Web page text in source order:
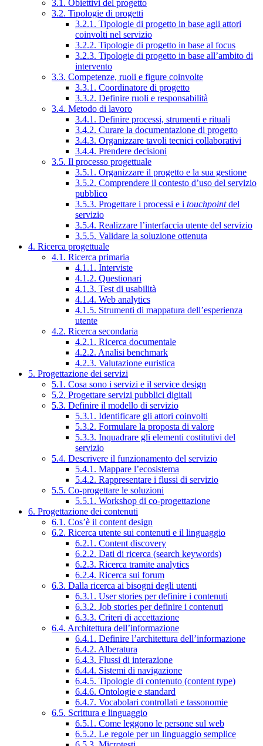
3.1. Obiettivi del progetto
3.2. Tipologie di progetti
3.2.1. Tipologie di progetto in base agli attori
coinvolti nel servizio
3.2.2. Tipologie di progetto in base al focus
3.2.3. Tipologie di progetto in base all’ambito di
intervento
3.3. Competenze, ruoli e figure coinvolte
3.3.1. Coordinatore di progetto
3.3.2. Definire ruoli e responsabilità
3.4. Metodo di lavoro
3.4.1. Definire processi, strumenti e rituali
3.4.2. Curare la documentazione di progetto
3.4.3. Organizzare tavoli tecnici collaborativi
3.4.4. Prendere decisioni
3.5. Il processo progettuale
3.5.1. Organizzare il progetto e la sua gestione
3.5.2. Comprendere il contesto d’uso del servizio
pubblico
3.5.3. Progettare i processi e i touchpointdel
servizio
3.5.4. Realizzare l’interfaccia utente del servizio
3.5.5. Validare la soluzione ottenuta
4. Ricerca progettuale
4.1. Ricerca primaria
4.1.1. Interviste
4.1.2. Questionari
4.1.3. Test di usabilità
4.1.4. Web analytics
4.1.5. Strumenti di mappatura dell’esperienza
utente
4.2. Ricerca secondaria
4.2.1. Ricerca documentale
4.2.2. Analisi benchmark
4.2.3. Valutazione euristica
5. Progettazione dei servizi
5.1. Cosa sono i servizi e il service design
5.2. Progettare servizi pubblici digitali
5.3. Definire il modello di servizio
5.3.1. Identificare gli attori coinvolti
5.3.2. Formulare la proposta di valore
5.3.3. Inquadrare gli elementi costitutivi del
servizio
5.4. Descrivere il funzionamento del servizio
5.4.1. Mappare l’ecosistema
5.4.2. Rappresentare i flussi di servizio
5.5. Co-progettare le soluzioni
5.5.1. Workshop di co-progettazione
6. Progettazione dei contenuti
6.1. Cos’è il content design
6.2. Ricerca utente sui contenuti e il linguaggio
6.2.1. Content discovery
6.2.2. Dati di ricerca (search keywords)
6.2.3. Ricerca tramite analytics
6.2.4. Ricerca sui forum
6.3. Dalla ricerca ai bisogni degli utenti
6.3.1. User stories per definire i contenuti
6.3.2. Job stories per definire i contenuti
6.3.3. Criteri di accettazione
6.4. Architettura dell’informazione
6.4.1. Definire l’architettura dell’informazione
6.4.2. Alberatura
6.4.3. Flussi di interazione
6.4.4. Sistemi di navigazione
6.4.5. Tipologie di contenuto (content type)
6.4.6. Ontologie e standard
6.4.7. Vocabolari controllati e tassonomie
6.5. Scrittura e linguaggio
6.5.1. Come leggono le persone sul web
6.5.2. Le regole per un linguaggio semplice